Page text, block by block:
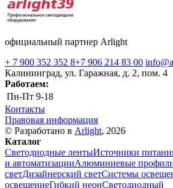
официальный партнер Arlight
+ 7 900 352 352 8+7 906 214 83 00
Калининград, ул. Гаражная, д. 2, пом. 4
Работаем:
Пн-Пт 9-18
Контакты
Правовая информация
© Разработано в Arlight, 2026
Каталог
Светодиодные лентыИсточники
и автоматизацииАлюминиевые
светДизайнерский светСистемы
освещениеГибкий неонСветодиодный